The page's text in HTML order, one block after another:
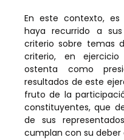
En este contexto, es
haya recurrido a
criterio sobre temas
criterio, en
ostenta como
resultados de este
fruto de la
constituyentes, que
de sus
cumplan con su deber